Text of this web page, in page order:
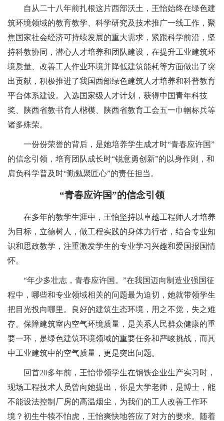
自从二十八年前扎根这片西部沃土，王怡始终在绿色建
筑环境领域的教育教学、科学研究及技术推广一线工作，聚
焦国家社会经济可持续发展的重大需求，紧跟科学前沿，坚
持科教协同，潜心人才培养和团队建设，在提升工业建筑环
境质量、改善工人作业环境并降低建筑能耗等方面做出了突
出贡献，积极推进了我国西部绿色建筑人才培养和科普教育
平台体系建设。入选国家级人才计划，获得中国青年科技
奖、陕西省教书育人楷模、陕西省教育工会五一巾帼标兵等
诸多殊荣。
一份份荣誉的背后，是她培养学生成才时“青春应许国”
的信念引领，培育团队成长时“锐意勇创新”的以身作则，和
肩负科学普及时“勤勉聚匠心”的责任担当。
“青春应许国”的信念引领
在多年的教学生涯中，王怡坚持以卓越工程师人才培养
为目标，立德树人，做工程实践的身体力行者，结合专业知
识和思政教学，注重激发学生的专业学习兴趣和爱国报国情
怀。
“年少多壮志，青春应许国。 ”在我国迈向制造业强国征
程中，哪些和专业领域相关的问题最为迫切，她就带领学生
把目光投向哪里。良好的建筑生态环境，用之不觉，失之难
存。保障建筑室内空气环境质量，是关系人民群众健康的重
要一环，是绿色建筑环境领域的重要任务和严峻挑战，而其
中工业建筑中的空气质量，更是突出问题。
回首20多年前，王怡带领学生在钢铁企业生产实习时，
现场工程技术人员曾向她提出，你是大学老师，是博士，能
不能设法控制厂房的高温烟尘，为我们的工人改善工作环
境？初生牛犊不怕虎，王怡爽快地答应了对方的要求。随着